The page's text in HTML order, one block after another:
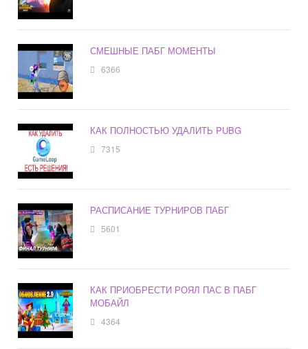
СМЕШНЫЕ ПАБГ МОМЕНТЫ
6366
КАК ПОЛНОСТЬЮ УДАЛИТЬ PUBG
7315
РАСПИСАНИЕ ТУРНИРОВ ПАБГ
5601
КАК ПРИОБРЕСТИ РОЯЛ ПАС В ПАБГ
МОБАЙЛ
4364